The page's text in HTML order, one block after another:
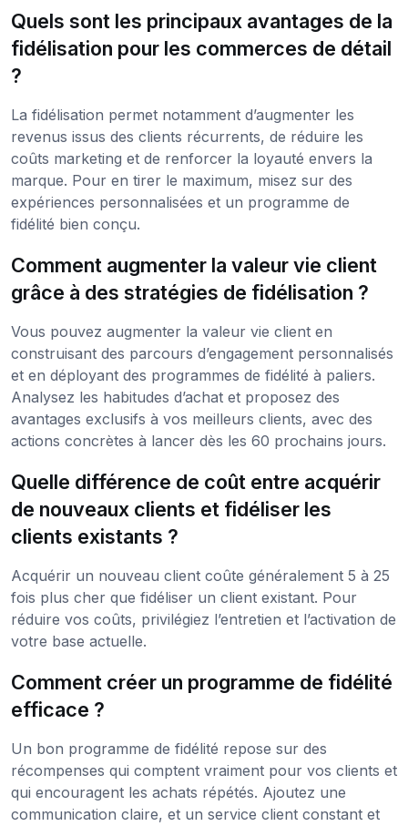
Quels sont les principaux avantages de la
fidélisation pour les commerces de détail
?
La fidélisation permet notamment d’augmenter les
revenus issus des clients récurrents, de réduire les
coûts marketing et de renforcer la loyauté envers la
marque. Pour en tirer le maximum, misez sur des
expériences personnalisées et un programme de
fidélité bien conçu.
Comment augmenter la valeur vie client
grâce à des stratégies de fidélisation ?
Vous pouvez augmenter la valeur vie client en
construisant des parcours d’engagement personnalisés
et en déployant des programmes de fidélité à paliers.
Analysez les habitudes d’achat et proposez des
avantages exclusifs à vos meilleurs clients, avec des
actions concrètes à lancer dès les 60 prochains jours.
Quelle différence de coût entre acquérir
de nouveaux clients et fidéliser les
clients existants ?
Acquérir un nouveau client coûte généralement 5 à 25
fois plus cher que fidéliser un client existant. Pour
réduire vos coûts, privilégiez l’entretien et l’activation de
votre base actuelle.
Comment créer un programme de fidélité
efficace ?
Un bon programme de fidélité repose sur des
récompenses qui comptent vraiment pour vos clients et
qui encouragent les achats répétés. Ajoutez une
communication claire, et un service client constant et